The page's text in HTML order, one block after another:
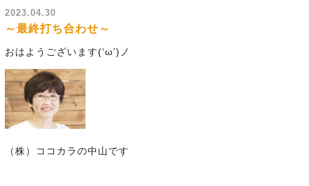
2023.04.30
～最終打ち合わせ～
おはようございます(‘ω’)ノ
（株）ココカラの中山です